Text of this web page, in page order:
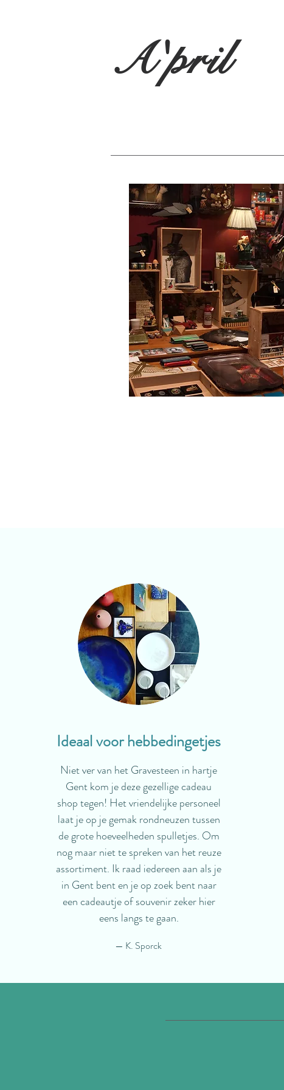
A'pril
Ideaal voor hebbedingetjes
Niet ver van het Gravesteen in hartje
Gent kom je deze gezellige cadeau
shop tegen! Het vriendelijke personeel
laat je op je gemak rondneuzen tussen
de grote hoeveelheden spulletjes. Om
nog maar niet te spreken van het reuze
assortiment. Ik raad iedereen aan als je
in Gent bent en je op zoek bent naar
een cadeautje of souvenir zeker hier
eens langs te gaan.
— K. Sporck